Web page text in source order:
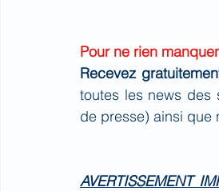
Pour ne rien
Recevez
toutes les news des
de presse) ainsi que
AVERTISSEMENT